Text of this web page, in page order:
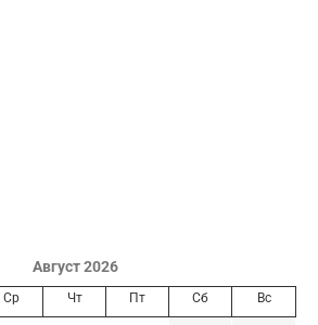
Август 2026
Ср Чт Пт Сб Вс